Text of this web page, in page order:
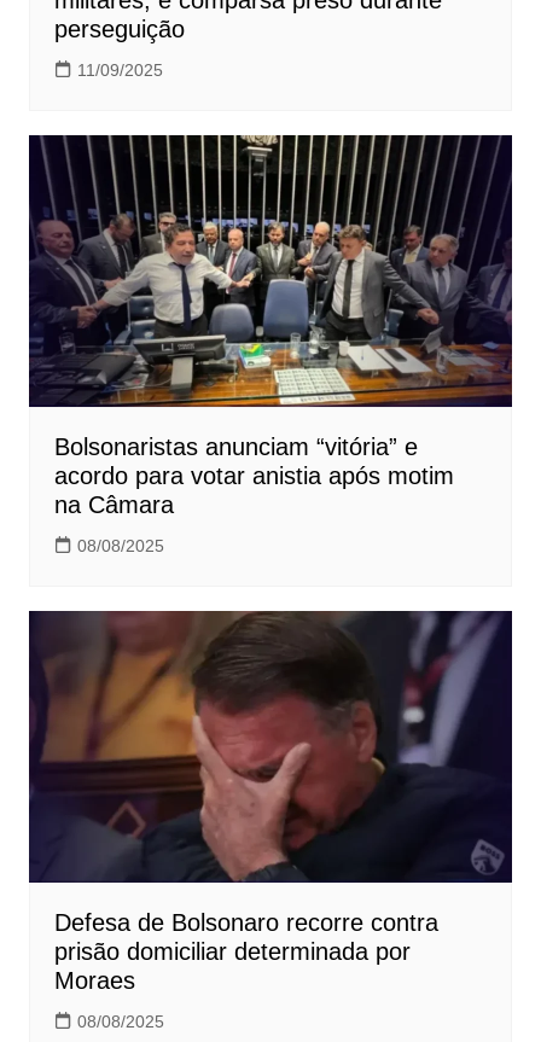
perseguição
11/09/2025
Bolsonaristas anunciam “vitória” e
acordo para votar anistia após motim
na Câmara
08/08/2025
Defesa de Bolsonaro recorre contra
prisão domiciliar determinada por
Moraes
08/08/2025